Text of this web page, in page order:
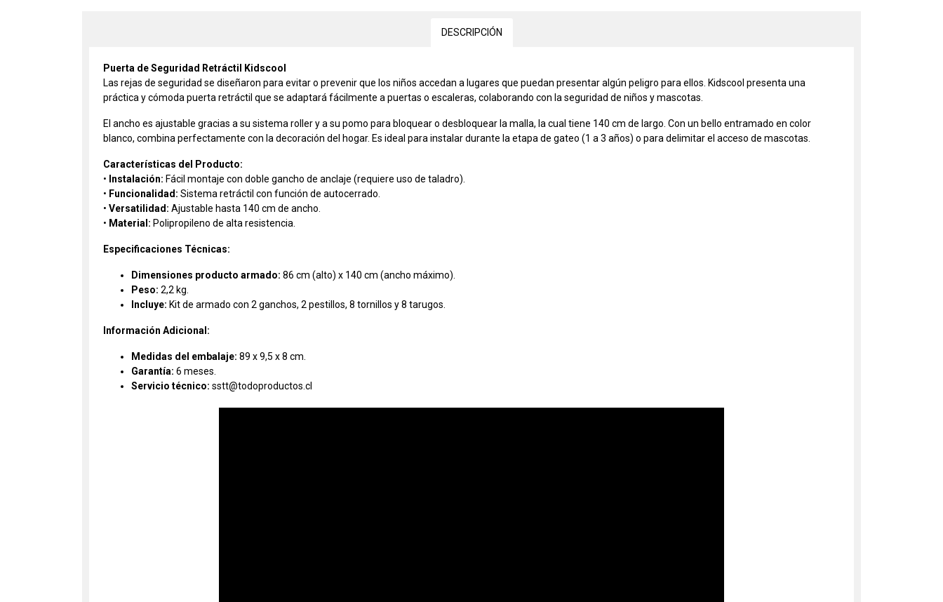
DESCRIPCIÓN
Puerta de Seguridad Retráctil Kidscool
Las rejas de seguridad se diseñaron para evitar o prevenir que los niños accedan a lugares que puedan presentar algún peligro para ellos. Kidscool presenta una
práctica y cómoda puerta retráctil que se adaptará fácilmente a puertas o escaleras, colaborando con la seguridad de niños y mascotas.
El ancho es ajustable gracias a su sistema roller y a su pomo para bloquear o desbloquear la malla, la cual tiene 140 cm de largo. Con un bello entramado en color
blanco, combina perfectamente con la decoración del hogar. Es ideal para instalar durante la etapa de gateo (1 a 3 años) o para delimitar el acceso de mascotas.
Características del Producto:
• Instalación: Fácil montaje con doble gancho de anclaje (requiere uso de taladro).
• Funcionalidad: Sistema retráctil con función de autocerrado.
• Versatilidad: Ajustable hasta 140 cm de ancho.
• Material: Polipropileno de alta resistencia.
Especificaciones Técnicas:
Dimensiones producto armado: 86 cm (alto) x 140 cm (ancho máximo).
Peso: 2,2 kg.
Incluye: Kit de armado con 2 ganchos, 2 pestillos, 8 tornillos y 8 tarugos.
Información Adicional:
Medidas del embalaje: 89 x 9,5 x 8 cm.
Garantía: 6 meses.
Servicio técnico: sstt@todoproductos.cl